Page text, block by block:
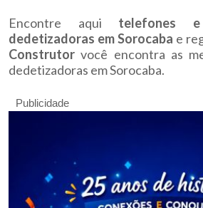
Encontre aqui telefones
dedetizadoras em Sorocaba e
Construtor você encontra as
dedetizadoras em Sorocaba.
Publicidade